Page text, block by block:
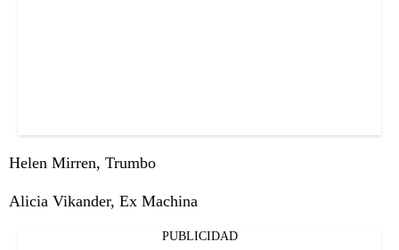
Helen Mirren, Trumbo
Alicia Vikander, Ex Machina
PUBLICIDAD